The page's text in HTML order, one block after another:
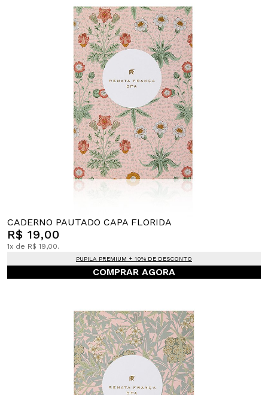
CADERNO PAUTADO CAPA FLORIDA
R$ 19,00
1x de R$ 19,00.
PUPILA PREMIUM + 10% DE DESCONTO
COMPRAR AGORA